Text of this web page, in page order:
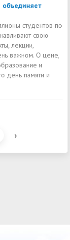
студентов по
свою
лекции,
важном. О цене,
и
день памяти и
›